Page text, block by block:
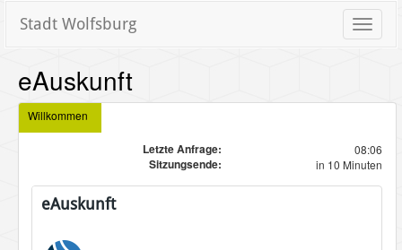
Toggle
Stadt Wolfsburg
eAuskunft
Willkommen
Letzte Anfrage: 08:06
Sitzungsende: in 10 Minuten
eAuskunft